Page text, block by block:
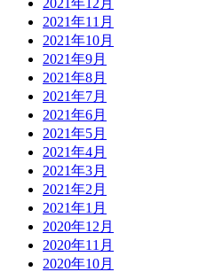
2021年11月
2021年10月
2021年9月
2021年8月
2021年7月
2021年6月
2021年5月
2021年4月
2021年3月
2021年2月
2021年1月
2020年12月
2020年11月
2020年10月